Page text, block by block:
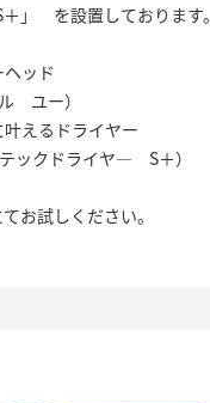
＋」 を設置しております。
ッド
ユー）
えるドライヤー
ックドライヤ― S＋）
お試しください。